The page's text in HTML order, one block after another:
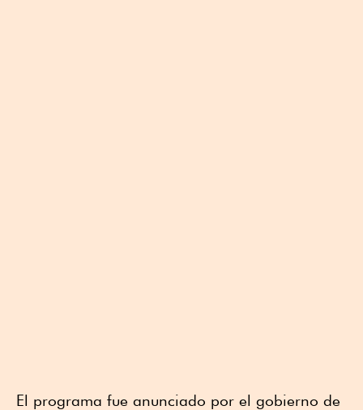
El programa fue anunciado por el gobierno de